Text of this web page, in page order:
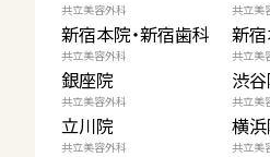
共立美容外科
新宿本院・新宿歯科
共立美
新宿
共立美容外科
銀座院
共立美
渋
共立美容外科
立川院
共立美
横
共立美容外科 共立美